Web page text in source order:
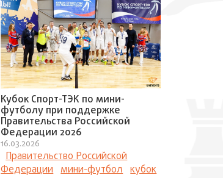
Кубок Спорт-ТЭК по мини-
футболу при поддержке
Правительства Российской
Федерации 2026
16.03.2026
Правительство Российской
Федерации мини-футбол кубок